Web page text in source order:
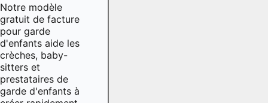
Notre modèle
gratuit de facture
pour garde
d'enfants aide les
crèches, baby-
sitters et
prestataires de
garde d'enfants à